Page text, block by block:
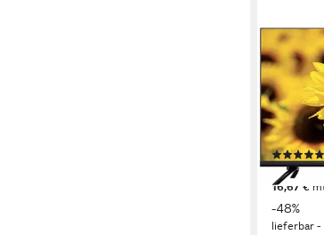
STRONG
80 cm/
LED
HD-ready
182,54 €
16,67 €
-48%
lieferbar -